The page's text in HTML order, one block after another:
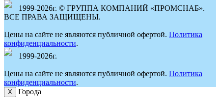
1999-2026г. © ГРУППА КОМПАНИЙ «ПРОМСНАБ».
ВСЕ ПРАВА ЗАЩИЩЕНЫ.
Цены на сайте не являются публичной офертой. Политика
конфиденциальности.
1999-2026г.
Цены на сайте не являются публичной офертой. Политика
конфиденциальности.
Х Города